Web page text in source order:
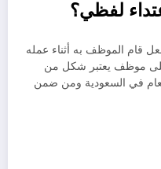
لفظي؟
قام الموظف به أثناء عمله
موظف يعتبر شكل من
في السعودية ومن ضمن